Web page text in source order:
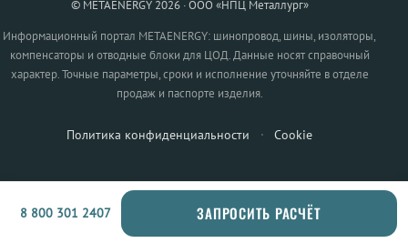
© METAENERGY 2026 · ООО «НПЦ Металлург»
Информационный портал METAENERGY: шинопровод, шины, изоляторы,
компенсаторы и отводные блоки для ЦОД. Данные носят справочный
характер. Точные параметры, сроки и исполнение уточняйте в отделе
продаж и паспорте изделия.
Политика конфиденциальности · Cookie
8 800 301 2407 ЗАПРОСИТЬ РАСЧЁТ